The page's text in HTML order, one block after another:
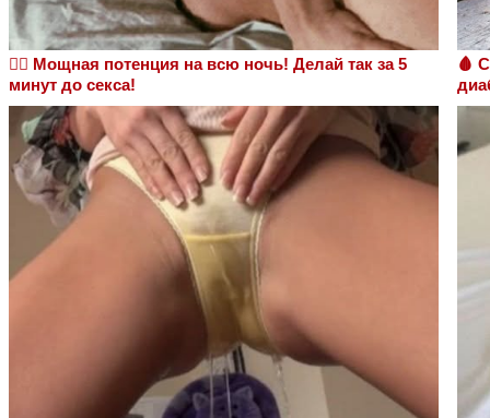
❤️‍🔥 Мощная потенция на всю ночь! Делай так за 5
минут до секса!
🩸